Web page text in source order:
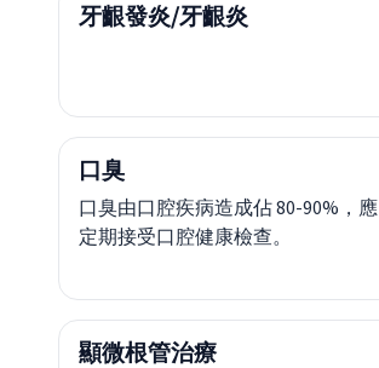
牙齦發炎/牙齦炎
口臭
口臭由口腔疾病造成佔 80-90%，應
定期接受口腔健康檢查。
顯微根管治療